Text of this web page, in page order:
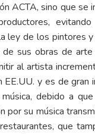
ACTA, sino que se
ley de los pintores
sus obras de
al artista
EE.UU. y es de
debido a
por su música
que